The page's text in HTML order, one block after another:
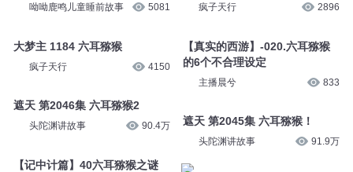
呦呦鹿鸣儿童睡前故事 5081
大梦主 1184 六耳猕猴
疯子天行 4150
遮天 第2046集 六耳猕猴2
头陀渊讲故事 90.4万
【记中计篇】40六耳猕猴之谜
疯子天行 2896
【真实的西游】-020.六耳猕猴
的6个不合理设定
主播晨兮 833
遮天 第2045集 六耳猕猴！
头陀渊讲故事 91.9万